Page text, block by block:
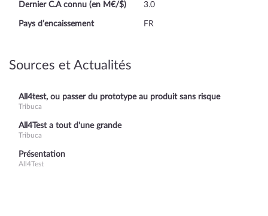
Dernier C.A connu (en M€/$) 3.0
Pays d’encaissement FR
Sources et Actualités
All4test, ou passer du prototype au produit sans risque
Tribuca
All4Test a tout d'une grande
Tribuca
Présentation
All4Test